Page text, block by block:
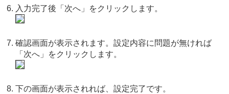
入力完了後「次へ」をクリックします。
確認画面が表示されます。設定内容に問題が無ければ
「次へ」をクリックします。
下の画面が表示されれば、設定完了です。